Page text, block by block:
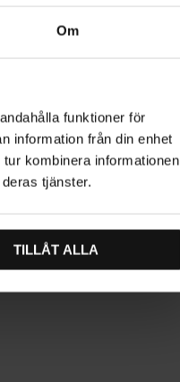
Om
funktioner för
information från din enhet
kombinera informationen
tjänster.
TILLÅT ALLA